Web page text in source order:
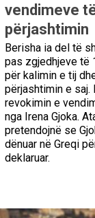
vendimeve
përjashtimin
Berisha ia del të
pas zgjedhjeve të
për kalimin e tij
përjashtimin e saj.
revokimin e
nga Irena Gjoka.
pretendojnë se
dënuar në Greqi
deklaruar.